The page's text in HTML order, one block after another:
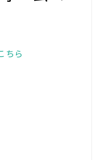
ちら